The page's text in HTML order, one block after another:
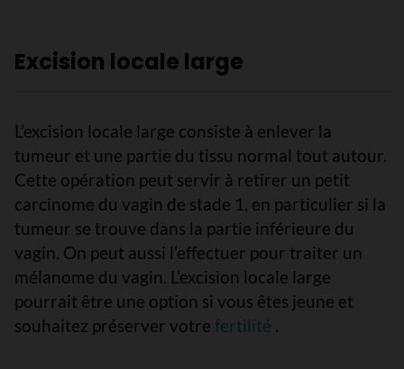
Excision locale large
L’excision locale large consiste à enlever la
tumeur et une partie du tissu normal tout autour.
Cette opération peut servir à retirer un petit
carcinome du vagin de stade 1, en particulier si la
tumeur se trouve dans la partie inférieure du
vagin. On peut aussi l’effectuer pour traiter un
mélanome du vagin. L’excision locale large
pourrait être une option si vous êtes jeune et
souhaitez préserver votre fertilité .